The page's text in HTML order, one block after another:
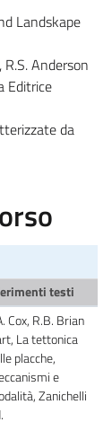
Landskape
Anderson
Editrice
da
testi
Cox, R.B. Brian
La tettonica
placche,
e
Zanichelli